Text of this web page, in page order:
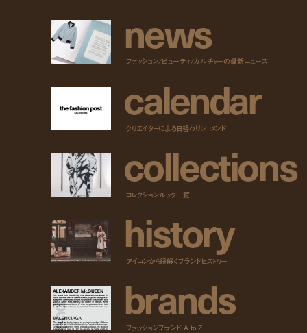
news
ファッション/ビューティ/カルチャーの最新ニュース
calendar
クリエイターによる日替わりレコメンド
collections
コレクションルック一覧
history
アイコンから紐解くブランドヒストリー
brands
ファッションブランド A to Z